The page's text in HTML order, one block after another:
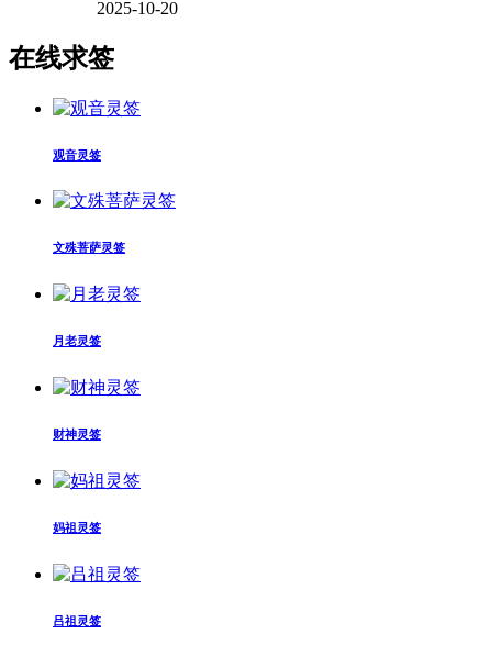
2025-10-20
在线求签
观音灵签
文殊菩萨灵签
月老灵签
财神灵签
妈祖灵签
吕祖灵签